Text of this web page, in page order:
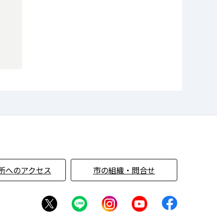
へのアクセス 市の組織・問合せ